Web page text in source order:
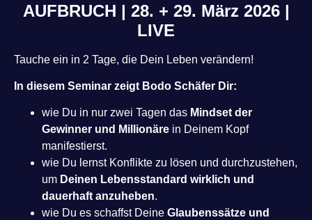
AUFBRUCH | 28. + 29. März 2026 |
LIVE
Tauche ein in 2 Tage, die Dein Leben verändern!
In diesem Seminar zeigt Bodo Schäfer Dir:
wie Du in nur zwei Tagen das Mindset der
Gewinner und Millionäre in Deinem Kopf
manifestierst.
wie Du lernst Konflikte zu lösen und durchzustehen,
um Deinen Lebensstandard wirklich und
dauerhaft anzuheben.
wie Du es schaffst Deine Glaubenssätze und